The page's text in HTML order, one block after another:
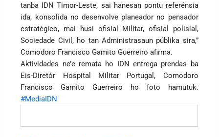
tanba IDN Timor-Leste, sai hanesan pontu referénsia
ida, konsolida no desenvolve planeador no pensador
estratégico, mai husi ofisial Militar, ofisial polisial,
Sociedade Civil, ho tan Administrasaun públika sira,”
Comodoro Francisco Gamito Guerreiro afirma.
Aktividades ne’e remata ho IDN entrega prendas ba
Eis-Diretór Hospital Militar Portugal, Comodoro
Francisco Gamito Guerreiro ho foto hamutuk.
#MediaIDN